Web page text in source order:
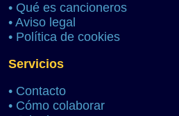
• Qué es cancioneros
• Aviso legal
• Política de cookies
Servicios
• Contacto
• Cómo colaborar